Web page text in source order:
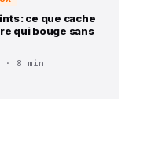
: ce que cache
qui bouge sans
· 8 min